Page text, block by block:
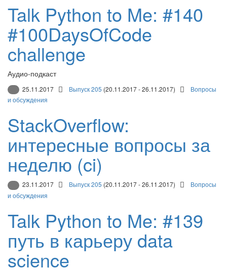
Talk Python to Me: #140
#100DaysOfCode
challenge
Аудио-подкаст
25.11.2017 Выпуск 205 (20.11.2017 - 26.11.2017)
Вопросы
и обсуждения
StackOverflow:
интересные вопросы за
неделю (ci)
23.11.2017 Выпуск 205 (20.11.2017 - 26.11.2017)
Вопросы
и обсуждения
Talk Python to Me: #139
путь в карьеру data
science